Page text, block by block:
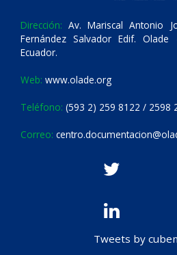
Dirección: Av. Mariscal Antonio
Fernández Salvador Edif.
Ecuador.
Web: www.olade.org
Teléfono: (593 2) 259 8122 / 2598
Correo:
Tweets by